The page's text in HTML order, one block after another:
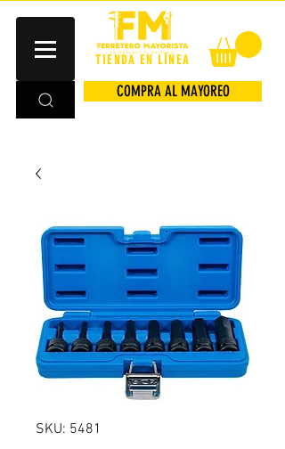
TIENDA EN LÍNEA
COMPRA AL MAYOREO
SKU: 5481